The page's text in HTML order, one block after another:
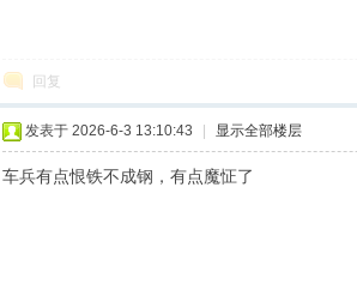
回复
发表于 2026-6-3 13:10:43 显示全部楼层
车兵有点恨铁不成钢，有点魔怔了